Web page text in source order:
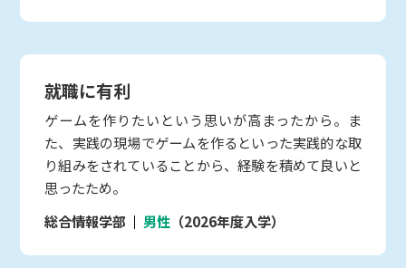
就職に有利
ゲームを作りたいという思いが高まったから。ま
た、実践の現場でゲームを作るといった実践的な取
り組みをされていることから、経験を積めて良いと
思ったため。
総合情報学部
男性 （2026年度入学）